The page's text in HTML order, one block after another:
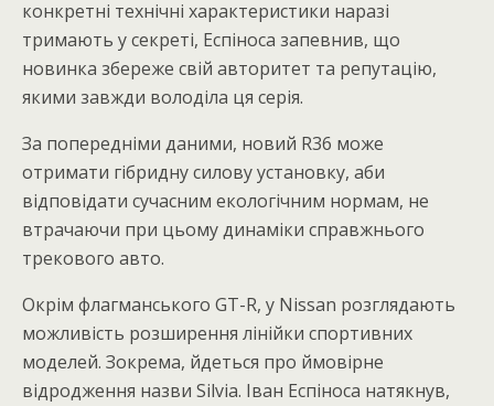
конкретні технічні характеристики наразі
тримають у секреті, Еспіноса запевнив, що
новинка збереже свій авторитет та репутацію,
якими завжди володіла ця серія.
За попередніми даними, новий R36 може
отримати гібридну силову установку, аби
відповідати сучасним екологічним нормам, не
втрачаючи при цьому динаміки справжнього
трекового авто.
Окрім флагманського GT-R, у Nissan розглядають
можливість розширення лінійки спортивних
моделей. Зокрема, йдеться про ймовірне
відродження назви Silvia. Іван Еспіноса натякнув,